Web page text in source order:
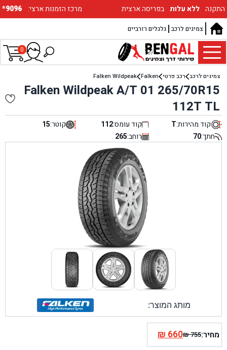
*9096 :מרכז הזמנות ארצי התקנה ללא עלות בפריסה ארצית
גלגלים רזרביים צמיגים לרכב
0
צמיגים לרכב רכב פרטי Falken
Falken Wildpeak
Falken Wildpeak A/T 01 265/70R15
112T TL
קוד מהירות:T קוד עומס:112 קוטר:15
חתך:70 רוחב:265
מותג המוצר:
מחיר: ₪755
המחיר
₪660המחיר